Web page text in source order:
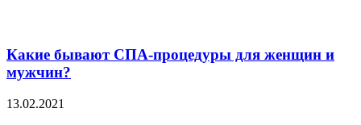
Какие бывают СПА-процедуры для женщин и
мужчин?
13.02.2021